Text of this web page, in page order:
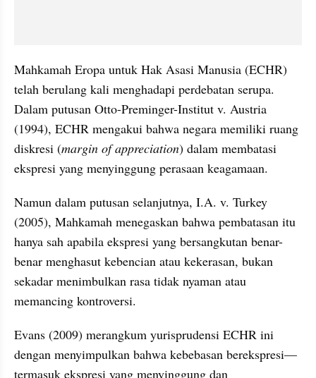
Mahkamah Eropa untuk Hak Asasi Manusia (ECHR)
telah berulang kali menghadapi perdebatan serupa.
Dalam putusan Otto-Preminger-Institut v. Austria
(1994), ECHR mengakui bahwa negara memiliki ruang
diskresi (margin of appreciation) dalam membatasi
ekspresi yang menyinggung perasaan keagamaan.
Namun dalam putusan selanjutnya, I.A. v. Turkey
(2005), Mahkamah menegaskan bahwa pembatasan itu
hanya sah apabila ekspresi yang bersangkutan benar-
benar menghasut kebencian atau kekerasan, bukan
sekadar menimbulkan rasa tidak nyaman atau
memancing kontroversi.
Evans (2009) merangkum yurisprudensi ECHR ini
dengan menyimpulkan bahwa kebebasan berekspresi—
termasuk ekspresi yang menyinggung dan